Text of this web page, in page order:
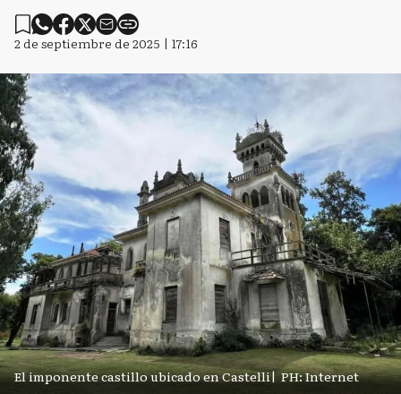
2 de septiembre de 2025 | 17:16
El imponente castillo ubicado en Castelli| PH: Internet